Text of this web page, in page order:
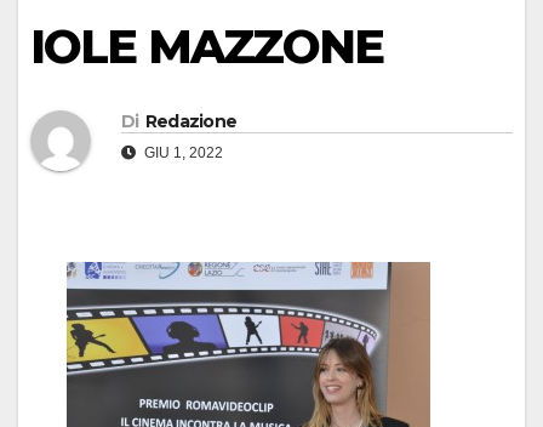
IOLE MAZZONE
Di Redazione
GIU 1, 2022